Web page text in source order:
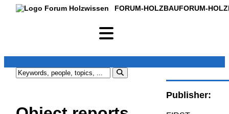
FORUM-HOLZBAUFORUM-
Publisher: